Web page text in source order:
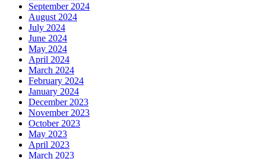
September 2024
August 2024
July 2024
June 2024
May 2024
April 2024
March 2024
February 2024
January 2024
December 2023
November 2023
October 2023
May 2023
April 2023
March 2023